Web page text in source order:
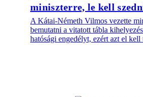
miniszterre, le kell
A Kátai-Németh Vilmos vezette
bemutatni a vitatott tábla
hatósági engedélyt, ezért azt el